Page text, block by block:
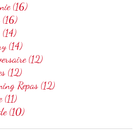
(16)
(16)
(14)
(14)
(12)
(12)
Repas(12)
(11)
(10)